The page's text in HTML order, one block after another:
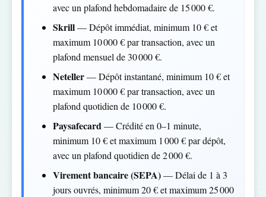
avec un plafond hebdomadaire de 15 000 €.
Skrill— Dépôt immédiat, minimum 10 € et
maximum 10 000 € par transaction, avec un
plafond mensuel de 30 000 €.
Neteller— Dépôt instantané, minimum 10 € et
maximum 10 000 € par transaction, avec un
plafond quotidien de 10 000 €.
Paysafecard — Crédité en 0–1 minute,
minimum 10 € et maximum 1 000 € par dépôt,
avec un plafond quotidien de 2 000 €.
Virement bancaire (SEPA)— Délai de 1 à 3
jours ouvrés, minimum 20 € et maximum 25 000